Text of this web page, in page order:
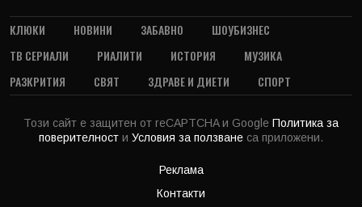
КЛЮКИ НОВИНИ ЗАБАВНО
ШОУБИЗНЕС
ТВ СЕРИАЛИ
РИАЛИТИ ИСТОРИЯ
МУЗИКА
РАЗКРИТИЯ
СВЯТ ЗДРАВЕ И ДИЕТИ СПОРТ
Този сайт е защитен от reCAPTCHA и Google Политика за
поверителност и Условия за ползване са приложени.
Реклама
Контакти